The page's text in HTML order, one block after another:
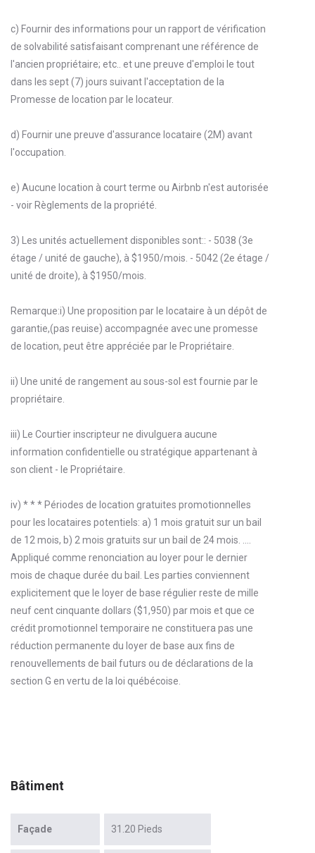
c) Fournir des informations pour un rapport de vérification
de solvabilité satisfaisant comprenant une référence de
l'ancien propriétaire; etc.. et une preuve d'emploi le tout
dans les sept (7) jours suivant l'acceptation de la
Promesse de location par le locateur.
d) Fournir une preuve d'assurance locataire (2M) avant
l'occupation.
e) Aucune location à court terme ou Airbnb n'est autorisée
- voir Règlements de la propriété.
3) Les unités actuellement disponibles sont:: - 5038 (3e
étage / unité de gauche), à $1950/mois. - 5042 (2e étage /
unité de droite), à $1950/mois.
Remarque:i) Une proposition par le locataire à un dépôt de
garantie,(pas reuise) accompagnée avec une promesse
de location, peut être appréciée par le Propriétaire.
ii) Une unité de rangement au sous-sol est fournie par le
propriétaire.
iii) Le Courtier inscripteur ne divulguera aucune
information confidentielle ou stratégique appartenant à
son client - le Propriétaire.
iv) * * * Périodes de location gratuites promotionnelles
pour les locataires potentiels: a) 1 mois gratuit sur un bail
de 12 mois, b) 2 mois gratuits sur un bail de 24 mois. ....
Appliqué comme renonciation au loyer pour le dernier
mois de chaque durée du bail. Les parties conviennent
explicitement que le loyer de base régulier reste de mille
neuf cent cinquante dollars ($1,950) par mois et que ce
crédit promotionnel temporaire ne constituera pas une
réduction permanente du loyer de base aux fins de
renouvellements de bail futurs ou de déclarations de la
section G en vertu de la loi québécoise.
Bâtiment
Façade 31.20 Pieds